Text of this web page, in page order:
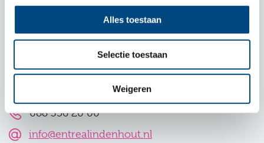
Alles toestaan
Selectie toestaan
Weigeren
Entrea Lindenhout
Heijenoordseweg 1
088 356 20 00
info@entrealindenhout.nl